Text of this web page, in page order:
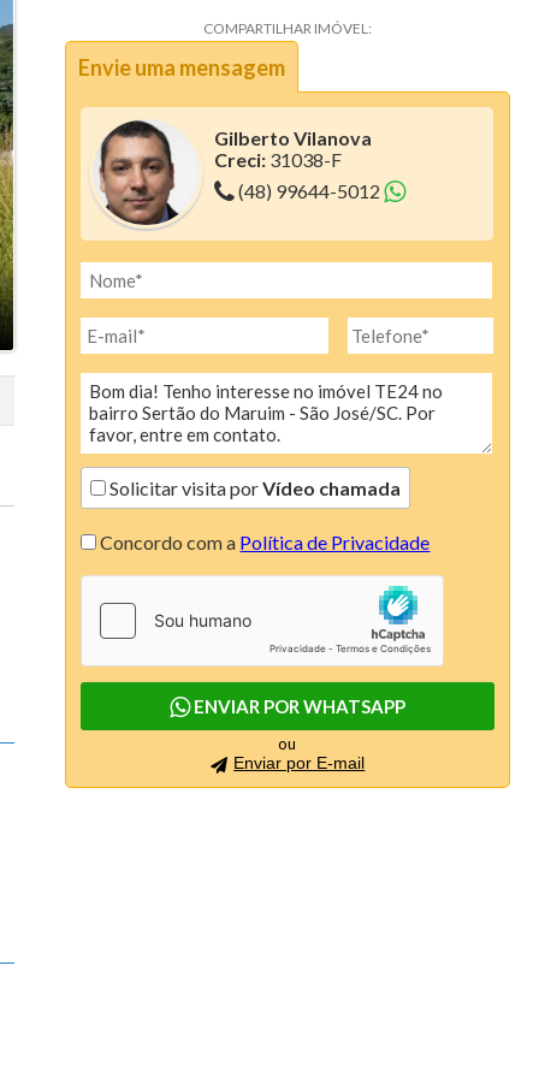
Aura (1)
Blanc Residence (2)
Bosque dos Girassóis (1)
Bristol Residence (2)
Bruxelas (2)
Canvas Residence (7)
Cartier Residencia (1)
Centro Comercial Santo Antonio (1)
Ciano Residence (3)
Colina de São Pedro (6)
Condomínio Linea (1)
Condomínio Moradas do Luar (1)
Condomínio Porto Biguaçú (1)
COMPARTILHAR IMÓVEL:
Envie uma mensagem
Gilberto Vilanova
Creci:31038-F
(48) 99644-5012
Solicitar visita porVídeo chamada
Concordo com a Política de Privacidade
ENVIAR POR WHATSAPP
ou
Enviar por E-mail